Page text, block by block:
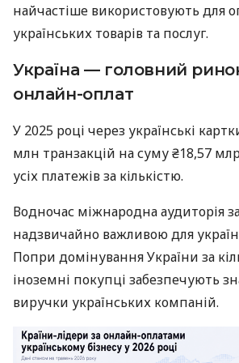
найчастіше використовують для
українських товарів та послуг.
Україна — головний
онлайн-оплат
У 2025 році через українські
млн транзакцій на суму ₴18,57
усіх платежів за кількістю.
Водночас міжнародна аудиторія
надзвичайно важливою для
Попри домінування України за
іноземні покупці забезпечують
виручки українських компаній.